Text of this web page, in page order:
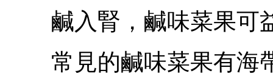
鹹入腎，鹹味菜果可
常見的鹹味菜果有海